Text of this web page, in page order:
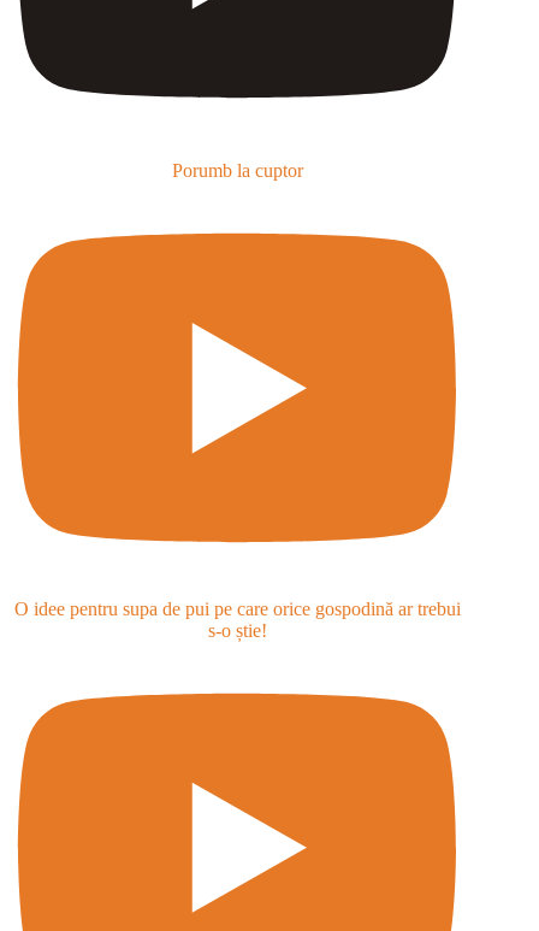
Porumb la cuptor
O idee pentru supa de pui pe care orice gospodină ar trebui
s-o știe!